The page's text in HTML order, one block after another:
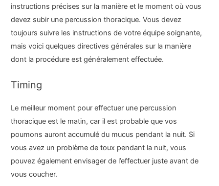
instructions précises sur la manière et le moment où vous
devez subir une percussion thoracique. Vous devez
toujours suivre les instructions de votre équipe soignante,
mais voici quelques directives générales sur la manière
dont la procédure est généralement effectuée.
Timing
Le meilleur moment pour effectuer une percussion
thoracique est le matin, car il est probable que vos
poumons auront accumulé du mucus pendant la nuit. Si
vous avez un problème de toux pendant la nuit, vous
pouvez également envisager de l’effectuer juste avant de
vous coucher.